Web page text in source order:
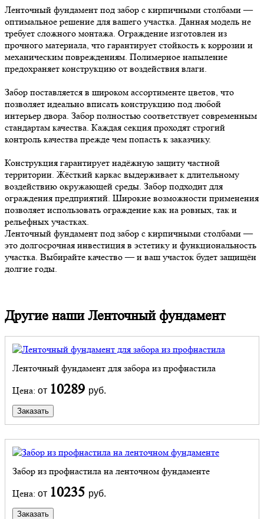
Ленточный фундамент под забор с кирпичными столбами —
оптимальное решение для вашего участка. Данная модель не
требует сложного монтажа. Ограждение изготовлен из
прочного материала, что гарантирует стойкость к коррозии и
механическим повреждениям. Полимерное напыление
предохраняет конструкцию от воздействия влаги.
Забор поставляется в широком ассортименте цветов, что
позволяет идеально вписать конструкцию под любой
интерьер двора. Забор полностью соответствует современным
стандартам качества. Каждая секция проходят строгий
контроль качества прежде чем попасть к заказчику.
Конструкция гарантирует надёжную защиту частной
территории. Жёсткий каркас выдерживает к длительному
воздействию окружающей среды. Забор подходит для
ограждения предприятий. Широкие возможности применения
позволяет использовать ограждение как на ровных, так и
рельефных участках.
Ленточный фундамент под забор с кирпичными столбами —
это долгосрочная инвестиция в эстетику и функциональность
участка. Выбирайте качество — и ваш участок будет защищён
долгие годы.
Другие наши Ленточный фундамент
Ленточный фундамент для забора из профнастила
Цена: от 10289 руб.
Заказать
Забор из профнастила на ленточном фундаменте
Цена: от 10235 руб.
Заказать